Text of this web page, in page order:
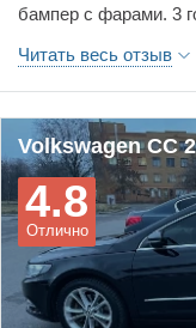
бампер с фарами. 3
заменить цепь грм
На 125 тысячах
всеми вытекающими
замена цепи. На 160
масла и давления
этой машины это
условий
ручной режим в
становится. Да и
разочаровал. Цена
весьма надежный
Читать весь отзыв
Volkswagen CC
Отлично
4.8